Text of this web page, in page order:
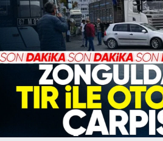
Karabük
Spor
Ulusal